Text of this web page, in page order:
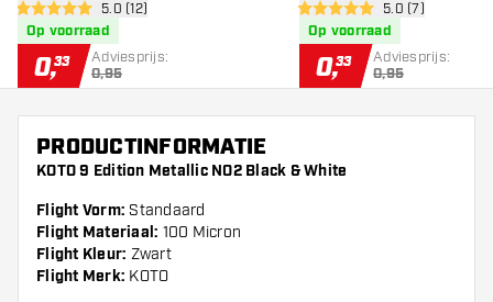
open reviews drawer
5 score sterren5.0 (12)
Op voorraad
0,33 Adviesprijs:
0,95
open reviews
5 score sterren5.0 (7)
Op voorraad
0,33 Adviesprijs:
0,95
PRODUCTINFORMATIE
KOTO 9 Edition Metallic NO2 Black & White
Flight Vorm: Standaard
Flight Materiaal: 100 Micron
Flight Kleur: Zwart
Flight Merk: KOTO